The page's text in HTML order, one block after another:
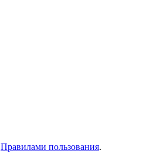
Правилами пользования.